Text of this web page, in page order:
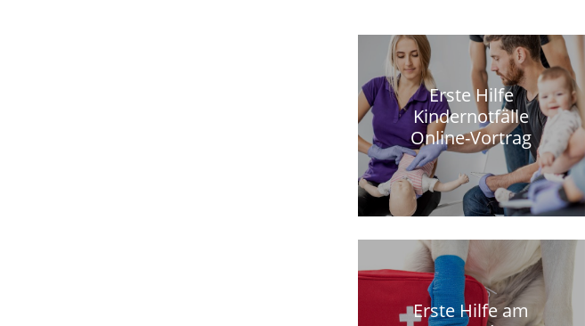
Erste Hilfe
Kindernotfälle
Online-Vortrag
Erste Hilfe am